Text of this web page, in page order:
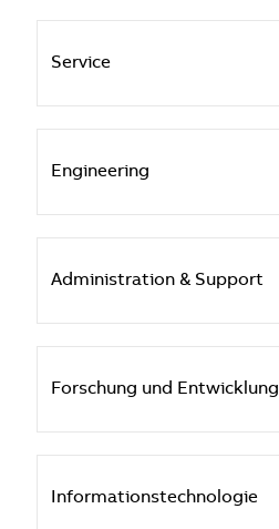
Service
Engineering
Administration & Support
Forschung und Entwicklung
Informationstechnologie